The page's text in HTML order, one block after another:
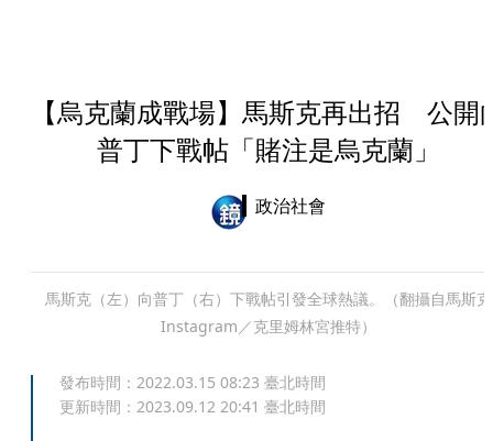
【烏克蘭成戰場】馬斯克再出招 公開
普丁下戰帖「賭注是烏克蘭」
政治社會
馬斯克（左）向普丁（右）下戰帖引發全球熱議。（翻攝自馬斯克
Instagram／克里姆林宮推特）
發布時間： 2022.03.15 08:23 臺北時間
更新時間： 2023.09.12 20:41 臺北時間